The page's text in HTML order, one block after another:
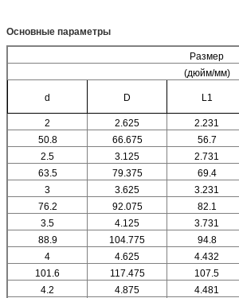
Основные параметры
Размер
(дюйм/мм)
d D L1
2 2.625 2.231
50.8
66.675 56.7
2.5
3.125 2.731
63.5
79.375 69.4
3
3.625 3.231
76.2
92.075 82.1
3.5
4.125 3.731
88.9
104.775 94.8
4
4.625 4.432
101.6
117.475 107.5
4.2
4.875 4.481